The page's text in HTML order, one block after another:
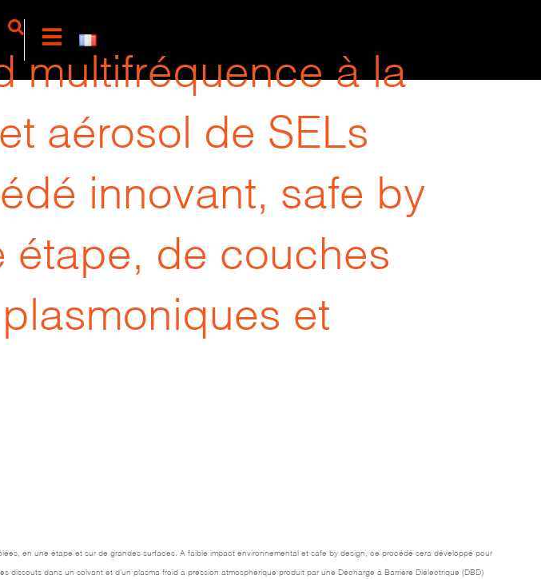
multifréquence à la
aérosol de SELs
innovant, safe by
étape, de couches
et
en une étape et sur de grandes surfaces. A faible impact environnemental et safe by design, ce procédé sera développé pour
dissouts dans un solvant et d’un plasma froid à pression atmosphérique produit par une Décharge à Barrière Diélectrique (DBD)